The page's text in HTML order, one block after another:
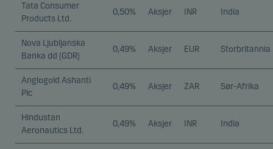
Tata Consumer
Products Ltd.
0,50% Aksjer INR India
Nova Ljubljanska
Banka dd (GDR)
0,49% Aksjer EUR Storbritannia
Anglogold Ashanti
Plc
0,49% Aksjer ZAR Sør-Afrika
Hindustan
Aeronautics Ltd.
0,49% Aksjer INR India